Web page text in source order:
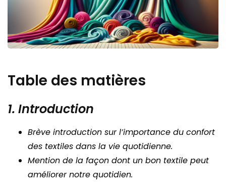
Table des matières
1. Introduction
Brève introduction sur l’importance du confort
des textiles dans la vie quotidienne.
Mention de la façon dont un bon textile peut
améliorer notre quotidien.